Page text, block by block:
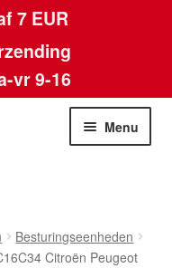
7 EUR
vr 9-16
Menu
Besturingseenheden
Citroën Peugeot